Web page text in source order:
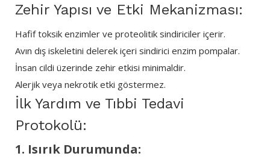
Zehir Yapısı ve Etki Mekanizması:
Hafif toksik enzimler ve proteolitik sindiriciler içerir.
Avın dış iskeletini delerek içeri sindirici enzim pompalar.
İnsan cildi üzerinde zehir etkisi minimaldir.
Alerjik veya nekrotik etki göstermez.
İlk Yardım ve Tıbbi Tedavi
Protokolü:
1. Isırık Durumunda: